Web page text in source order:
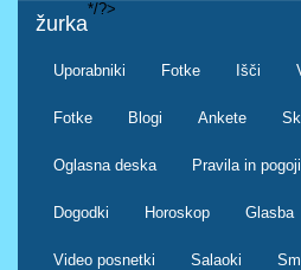
žurka
Uporabniki Fotke Išči
Fotke Blogi Ankete
Oglasna deska Pravila in pogoji
Dogodki Horoskop Glasba
Video posnetki Salaoki
*/?>